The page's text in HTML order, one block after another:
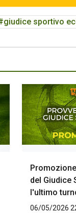
giudice sportivo
del Giudice
l'ultimo
06/05/2026